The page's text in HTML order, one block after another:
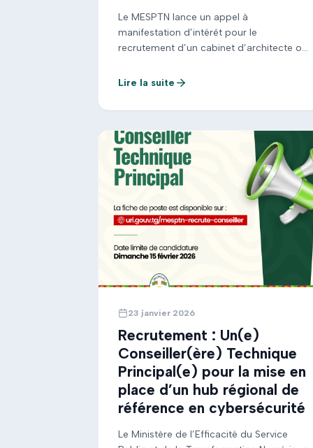
Le MESPTN lance un appel à
manifestation d’intérêt pour le
recrutement d’un cabinet d’architecte ou
de six (06) Pods (centres d’innovation
préfectures du Togo, dans le cadre du
à 10h00 (TU) Les cabinets intéressés sont
invités […]
Lire la suite
23 janvier 2026
Recrutement : Un(e)
Conseiller(ère) Technique
Principal(e) pour la mise en
place d’un hub régional de
référence en cybersécurité
Le Ministère de l’Efficacité du Service